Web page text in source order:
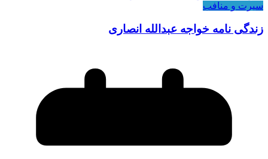
سیرت و منافب
زندگی نامه خواجه عبدالله انصاری